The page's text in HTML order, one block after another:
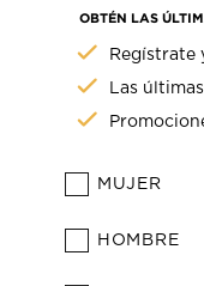
OBTÉN LAS
Regístrate
Las
MUJER
HOMBRE